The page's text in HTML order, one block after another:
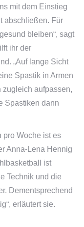
mit dem Einstieg
abschließen. Für
bleiben“, sagt
ihr der
„Auf lange Sicht
Spastik in Armen
zugleich aufpassen,
Spastiken dann
pro Woche ist es
Anna-Lena Hennig
ist
Technik und die
Dementsprechend
erläutert sie.